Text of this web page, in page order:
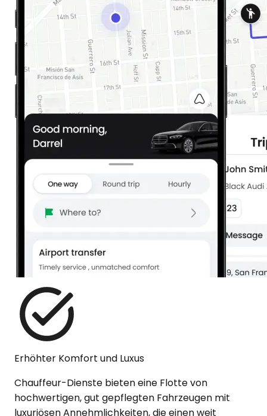
Erhöhter Komfort und Luxus
Chauffeur-Dienste bieten eine Flotte von
hochwertigen, gut gepflegten Fahrzeugen mit
luxuriösen Annehmlichkeiten, die einen weit